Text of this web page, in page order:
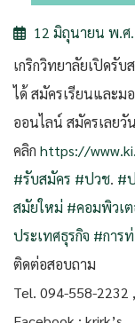
12 มิถุนายน พ.ศ
เกริกวิทยาลัยเปิดรั
ได้ สมัครเรียนและม
ออนไลน์ สมัครเลยวั
คลิก https://
#รับสมัคร #ปวช. #
สมัยใหม่ #คอมพิวเต
ประเทศธุรกิจ #การ
ติดต่อสอบถาม
Tel. 094-558-2232